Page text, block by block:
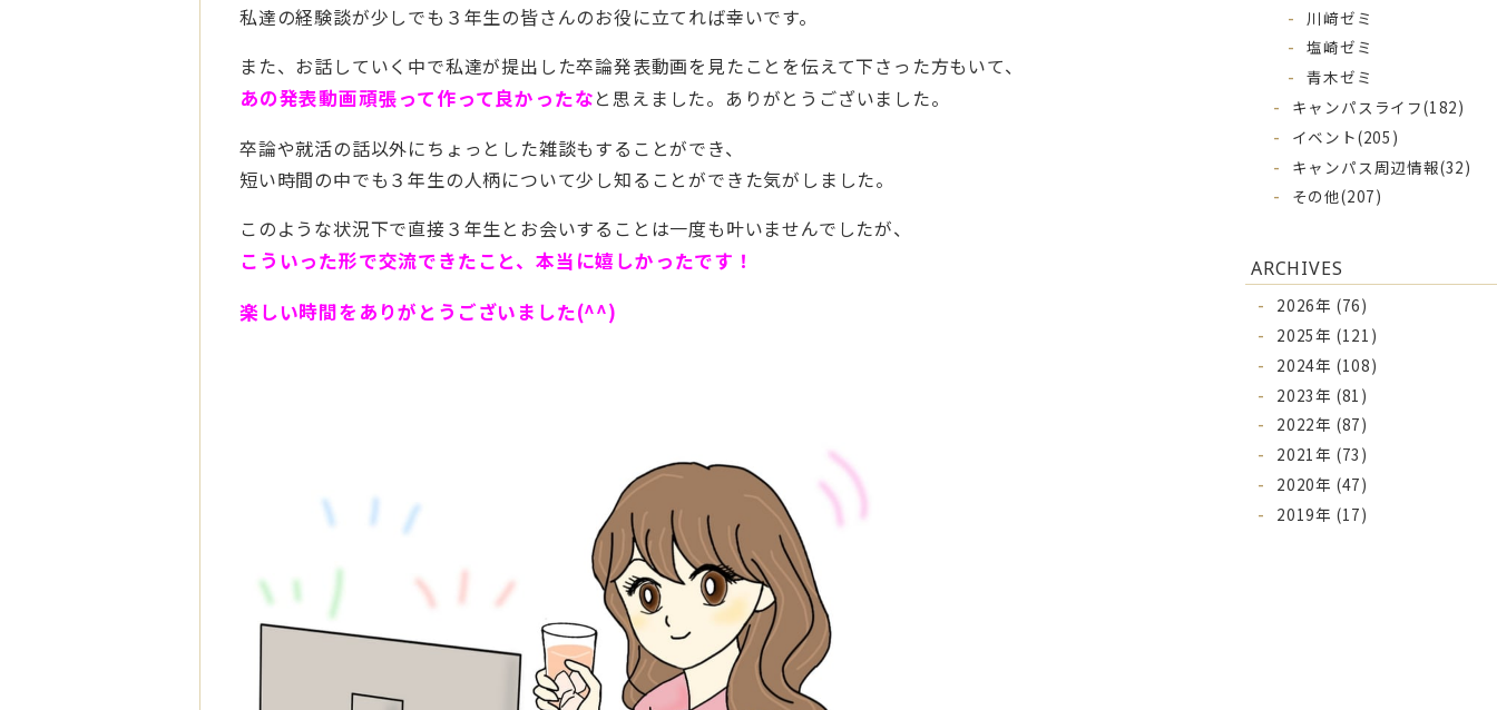
私達の経験談が少しでも３年生の皆さんのお役に立てれば幸いです。
また、お話していく中で私達が提出した卒論発表動画を見たことを伝えて下さった方もいて、
あの発表動画頑張って作って良かったなと思えました。ありがとうございました。
卒論や就活の話以外にちょっとした雑談もすることができ、
短い時間の中でも３年生の人柄について少し知ることができた気がしました。
このような状況下で直接３年生とお会いすることは一度も叶いませんでしたが、
こういった形で交流できたこと、本当に嬉しかったです！
楽しい時間をありがとうございました(^^)
川﨑ゼミ
塩崎ゼミ
青木ゼミ
キャンパスライフ(182)
イベント(205)
キャンパス周辺情報(32)
その他(207)
ARCHIVES
2026年 (76)
2025年 (121)
2024年 (108)
2023年 (81)
2022年 (87)
2021年 (73)
2020年 (47)
2019年 (17)